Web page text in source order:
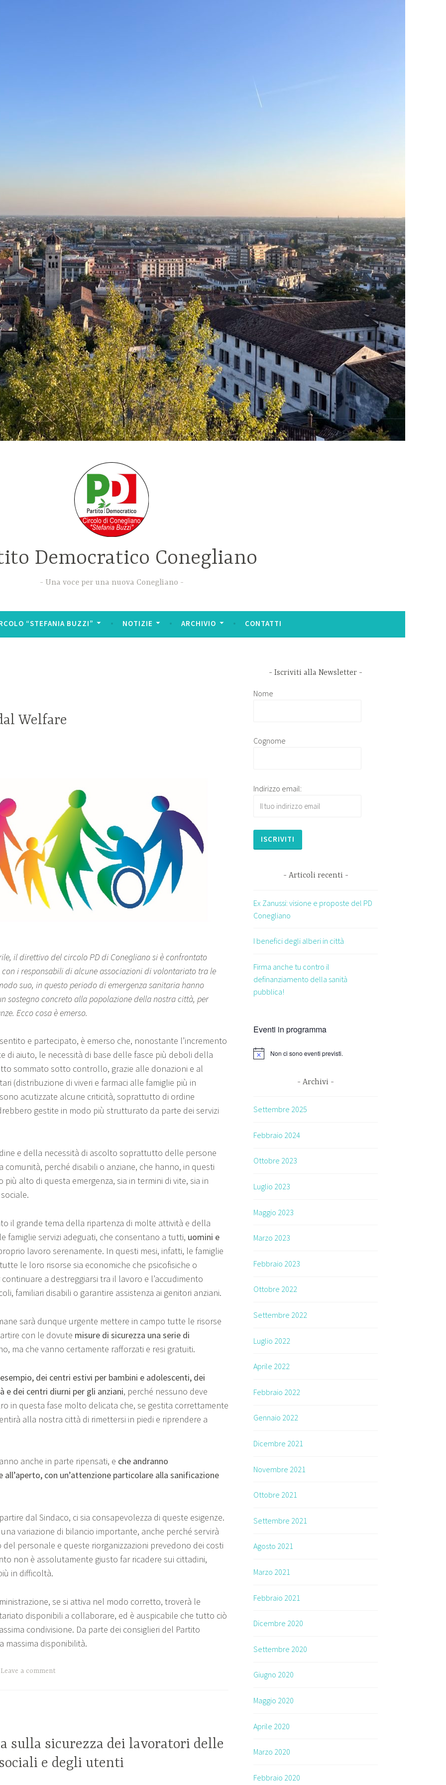
Democratico Conegliano
Una voce per una nuova Conegliano
“STEFANIA BUZZI” NOTIZIE ARCHIVIO CONTATTI
Welfare
il direttivo del circolo PD di Conegliano si è confrontato
i responsabili di alcune associazioni di volontariato tra le
suo, in questo periodo di emergenza sanitaria hanno
sostegno concreto alla popolazione della nostra città, per
Ecco cosa è emerso.
e partecipato, è emerso che, nonostante l’incremento
di aiuto, le necessità di base delle fasce più deboli della
sommato sotto controllo, grazie alle donazioni e al
(distribuzione di viveri e farmaci alle famiglie più in
acutizzate alcune criticità, soprattutto di ordine
gestite in modo più strutturato da parte dei servizi
e della necessità di ascolto soprattutto delle persone
comunità, perché disabili o anziane, che hanno, in questi
più alto di questa emergenza, sia in termini di vite, sia in
il grande tema della ripartenza di molte attività e della
famiglie servizi adeguati, che consentano a tutti, uomini e
lavoro serenamente. In questi mesi, infatti, le famiglie
le loro risorse sia economiche che psicofisiche o
a destreggiarsi tra il lavoro e l’accudimento
familiari disabili o garantire assistenza ai genitori anziani.
sarà dunque urgente mettere in campo tutte le risorse
con le dovute misure di sicurezza una serie di
ma che vanno certamente rafforzati e resi gratuiti.
dei centri estivi per bambini e adolescenti, dei
e dei centri diurni per gli anziani, perché nessuno deve
in questa fase molto delicata che, se gestita correttamente
alla nostra città di rimettersi in piedi e riprendere a
anche in parte ripensati, e che andranno
con un’attenzione particolare alla sanificazione
dal Sindaco, ci sia consapevolezza di queste esigenze.
variazione di bilancio importante, anche perché servirà
personale e queste riorganizzazioni prevedono dei costi
non è assolutamente giusto far ricadere sui cittadini,
in difficoltà.
se si attiva nel modo corretto, troverà le
disponibili a collaborare, ed è auspicabile che tutto ciò
condivisione. Da parte dei consiglieri del Partito
massima disponibilità.
Leave a comment
sulla sicurezza dei lavoratori delle
e degli utenti
Iscriviti alla Newsletter
Nome
Cognome
Indirizzo email:
Articoli recenti
Ex Zanussi: visione e proposte del PD
Conegliano
I benefici degli alberi in città
Firma anche tu contro il
definanziamento della sanità
pubblica!
Eventi in programma
Non ci sono eventi previsti.
Archivi
Settembre 2025
Febbraio 2024
Ottobre 2023
Luglio 2023
Maggio 2023
Marzo 2023
Febbraio 2023
Ottobre 2022
Settembre 2022
Luglio 2022
Aprile 2022
Febbraio 2022
Gennaio 2022
Dicembre 2021
Novembre 2021
Ottobre 2021
Settembre 2021
Agosto 2021
Marzo 2021
Febbraio 2021
Dicembre 2020
Settembre 2020
Giugno 2020
Maggio 2020
Aprile 2020
Marzo 2020
Febbraio 2020